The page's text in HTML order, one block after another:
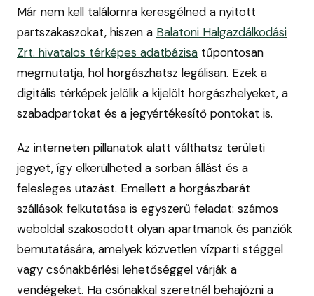
Már nem kell találomra keresgélned a nyitott
partszakaszokat, hiszen a Balatoni Halgazdálkodási
Zrt. hivatalos térképes adatbázisa tűpontosan
megmutatja, hol horgászhatsz legálisan. Ezek a
digitális térképek jelölik a kijelölt horgászhelyeket, a
szabadpartokat és a jegyértékesítő pontokat is.
Az interneten pillanatok alatt válthatsz területi
jegyet, így elkerülheted a sorban állást és a
felesleges utazást. Emellett a horgászbarát
szállások felkutatása is egyszerű feladat: számos
weboldal szakosodott olyan apartmanok és panziók
bemutatására, amelyek közvetlen vízparti stéggel
vagy csónakbérlési lehetőséggel várják a
vendégeket. Ha csónakkal szeretnél behajózni a